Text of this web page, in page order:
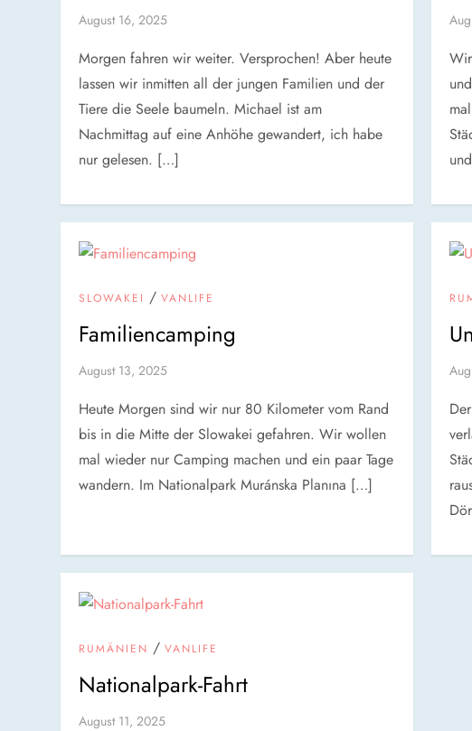
August 16, 2025
Morgen fahren wir weiter. Versprochen! Aber heute
lassen wir inmitten all der jungen Familien und der
Tiere die Seele baumeln. Michael ist am
Nachmittag auf eine Anhöhe gewandert, ich habe
nur gelesen. […]
SLOWAKEI /VANLIFE
Familiencamping
August 13, 2025
Heute Morgen sind wir nur 80 Kilometer vom Rand
bis in die Mitte der Slowakei gefahren. Wir wollen
mal wieder nur Camping machen und ein paar Tage
wandern. Im Nationalpark Muránska Planına […]
RUMÄNIEN /VANLIFE
Nationalpark-Fahrt
August 11, 2025